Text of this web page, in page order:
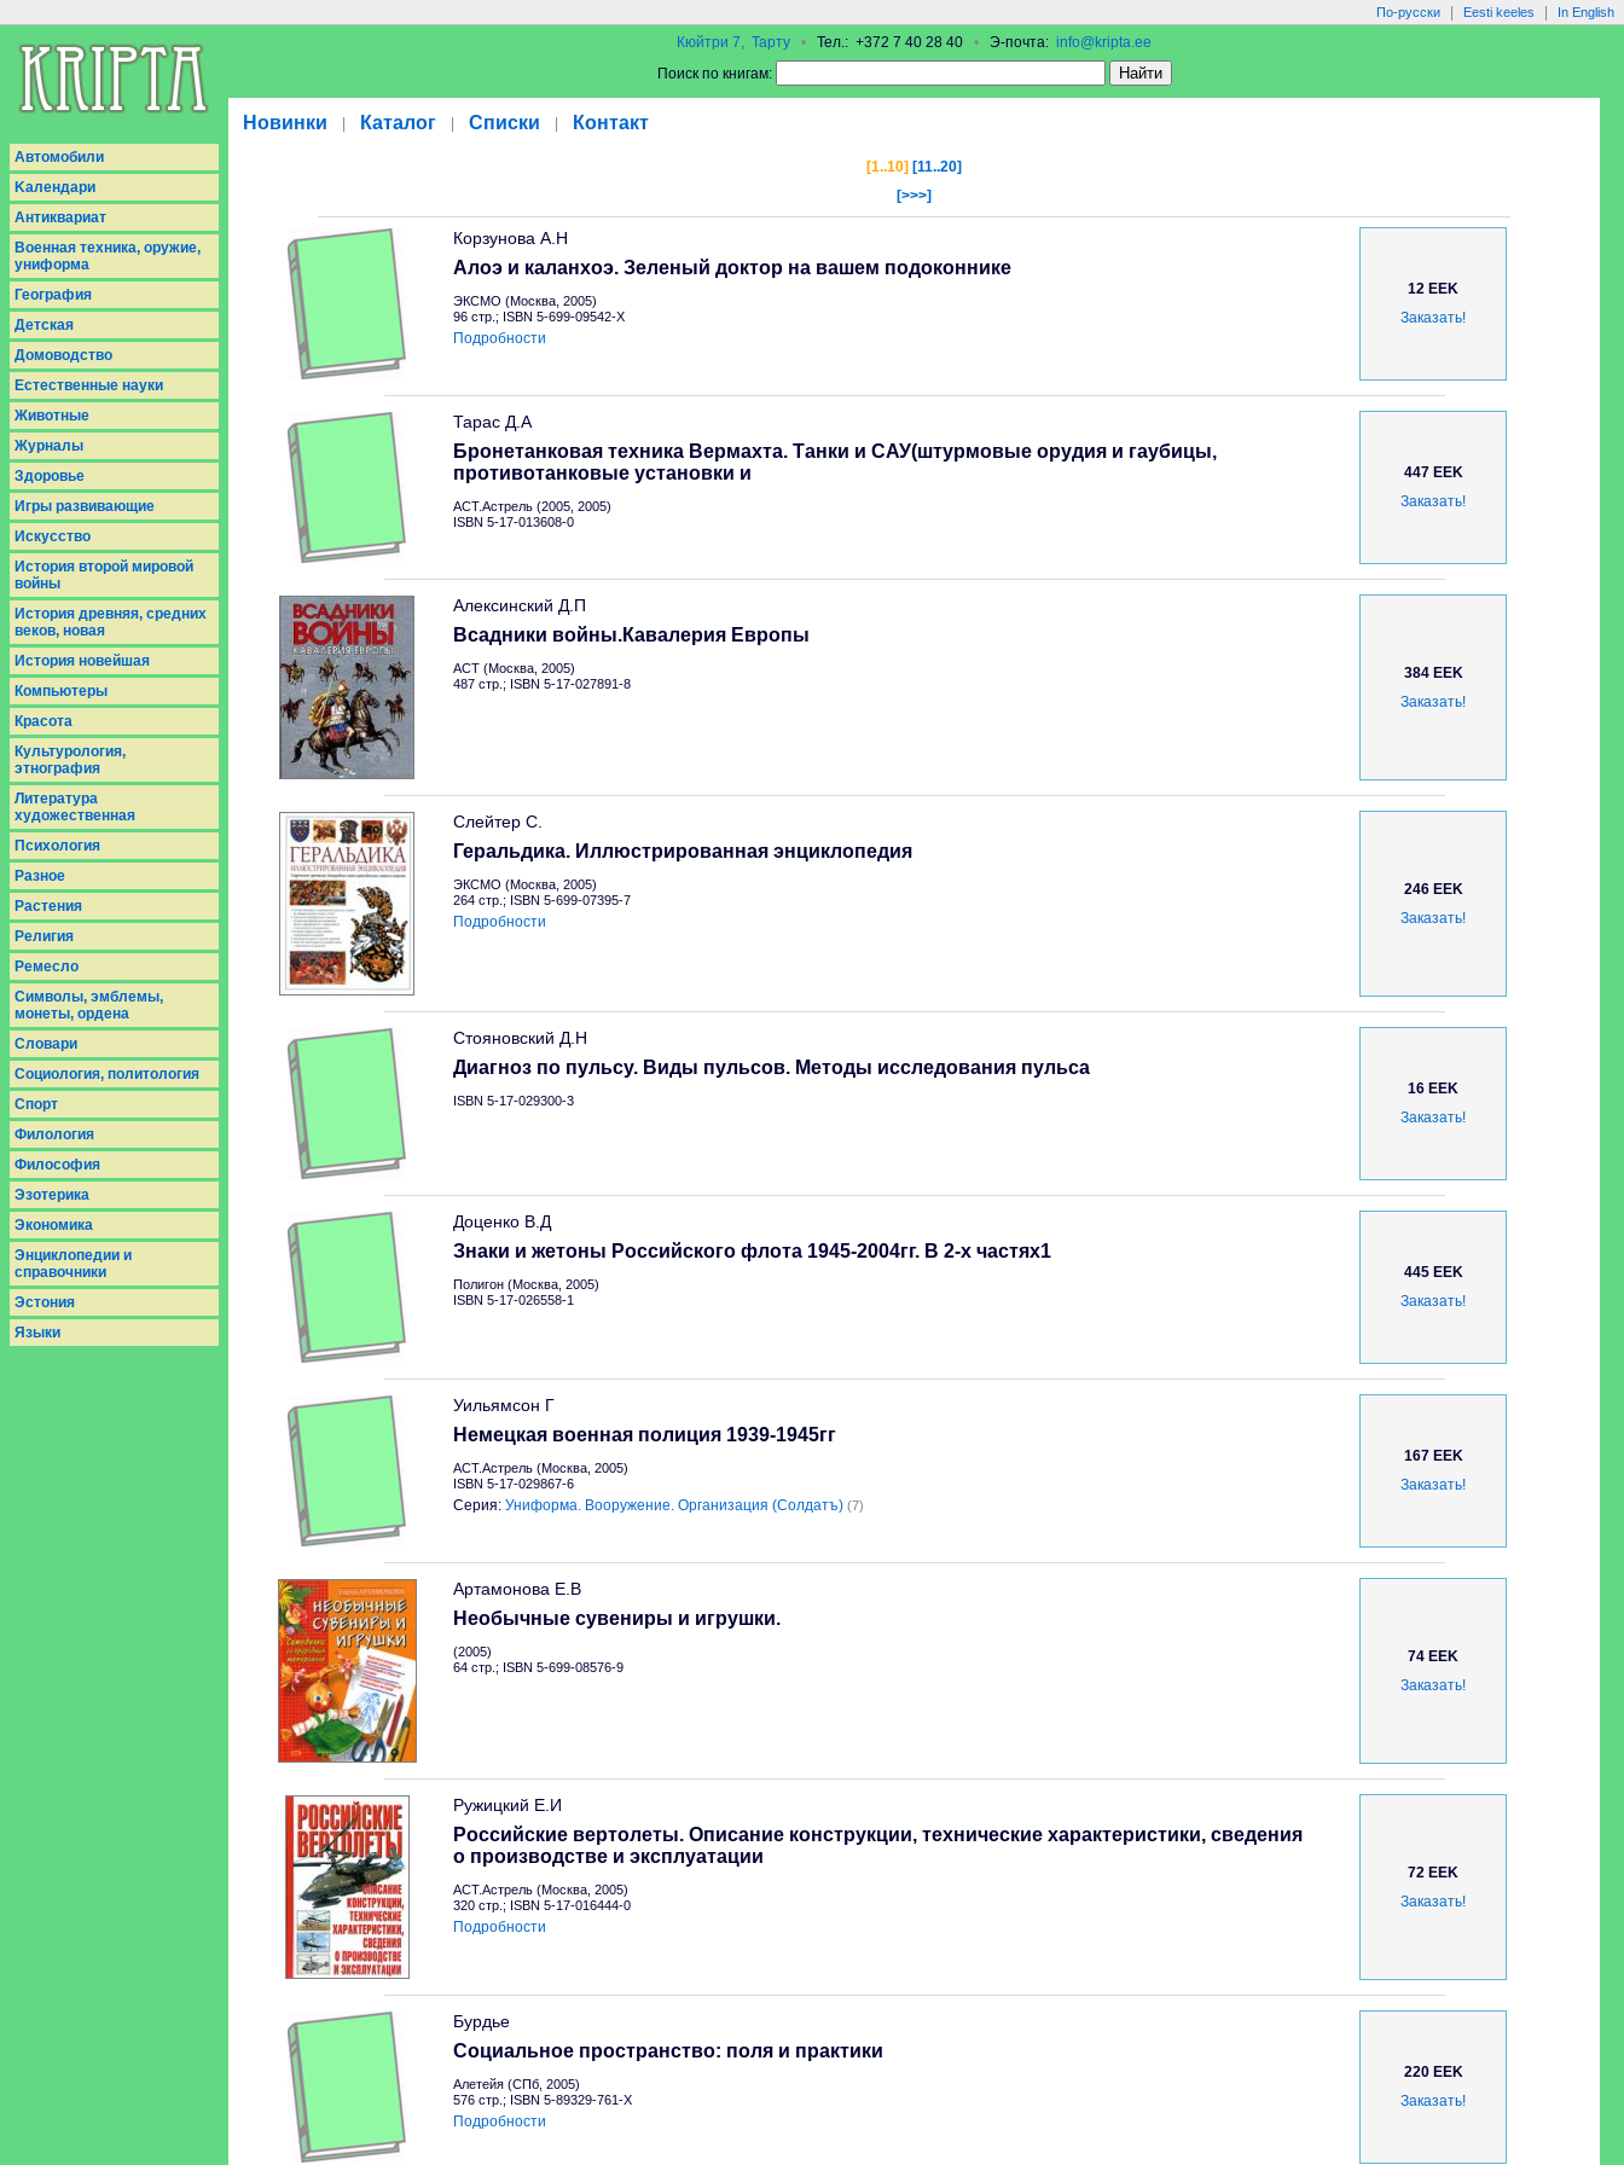
По-русски Eesti keeles In English
Кюйтри 7, Тарту • Тел.: +372 7 40 28 40 • Э-почта: info@kripta.ee
Поиск по книгам:
Новинки Каталог Списки Контакт
Aвтомобили
Kалендари
Антиквариат
Военная техника, оружие,
униформа
География
Детская
Домоводство
Естественные науки
Животные
Журналы
Здоровье
Игры развивающие
Искусство
История второй мировой
войны
История древняя, средних
веков, новая
История новейшая
Компьютеры
Красота
Культурология,
этнография
Литература
художественная
Психология
Разное
Растения
Религия
Ремесло
Символы, эмблемы,
монеты, ордена
Словари
Социология, политология
Спорт
Филология
Философия
Эзотерика
Экономика
Энциклопедии и
справочники
Эстония
Языки
[1..10] [11..20]
[>>>]
Корзунова А.Н
Алоэ и каланхоэ. Зеленый доктор на вашем подоконнике
ЭКСМО (Москва, 2005)
96 стр.; ISBN 5-699-09542-X
Подробности
12 EEK
Заказать!
Тарас Д.А
Бронетанковая техника Вермахта. Танки и САУ(штурмовые орудия и гаубицы,
противотанковые установки и
АСТ.Астрель (2005, 2005)
ISBN 5-17-013608-0
447 EEK
Заказать!
Алексинский Д.П
Всадники войны.Кавалерия Европы
АСТ (Москва, 2005)
487 стр.; ISBN 5-17-027891-8
384 EEK
Заказать!
Слейтер С.
Геральдика. Иллюстрированная энциклопедия
ЭКСМО (Москва, 2005)
264 стр.; ISBN 5-699-07395-7
Подробности
246 EEK
Заказать!
Стояновский Д.Н
Диагноз по пульсу. Виды пульсов. Методы исследования пульса
ISBN 5-17-029300-3
16 EEK
Заказать!
Доценко В.Д
Знаки и жетоны Российского флота 1945-2004гг. В 2-х частях1
Полигон (Москва, 2005)
ISBN 5-17-026558-1
445 EEK
Заказать!
Уильямсон Г
Немецкая военная полиция 1939-1945гг
АСТ.Астрель (Москва, 2005)
ISBN 5-17-029867-6
Серия: Униформа. Вооружение. Организация (Солдатъ) (7)
167 EEK
Заказать!
Артамонова Е.В
Необычные сувениры и игрушки.
(2005)
64 стр.; ISBN 5-699-08576-9
74 EEK
Заказать!
Ружицкий Е.И
Российские вертолеты. Описание конструкции, технические характеристики, сведения
о производстве и эксплуатации
АСТ.Астрель (Москва, 2005)
320 стр.; ISBN 5-17-016444-0
Подробности
72 EEK
Заказать!
Бурдье
Социальное пространство: поля и практики
Алетейя (СПб, 2005)
576 стр.; ISBN 5-89329-761-X
Подробности
220 EEK
Заказать!